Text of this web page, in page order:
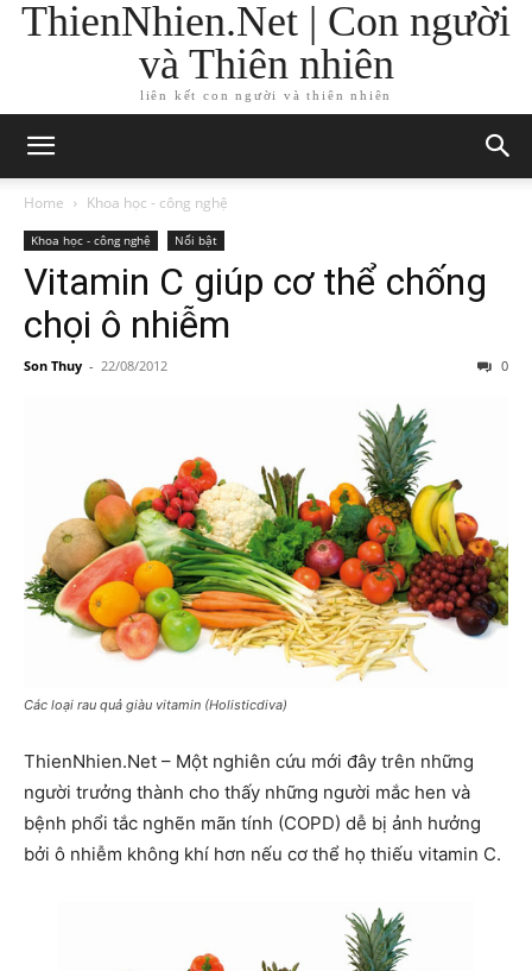
ThienNhien.Net | Con người
và Thiên nhiên
liên kết con người và thiên nhiên
Home Khoa học - công nghệ
Khoa học - công nghệ Nổi bật
Vitamin C giúp cơ thể chống
chọi ô nhiễm
Son Thuy - 22/08/2012 0
Các loại rau quả giàu vitamin (Holisticdiva)
ThienNhien.Net – Một nghiên cứu mới đây trên những
người trưởng thành cho thấy những người mắc hen và
bệnh phổi tắc nghẽn mãn tính (COPD) dễ bị ảnh hưởng
bởi ô nhiễm không khí hơn nếu cơ thể họ thiếu vitamin C.